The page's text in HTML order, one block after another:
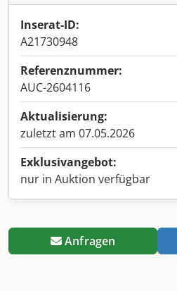
Inserat-ID:
A21730948
Referenznummer:
AUC-2604116
Aktualisierung:
zuletzt am 07.05.2026
Exklusivangebot:
nur in Auktion verfügbar
Anfragen